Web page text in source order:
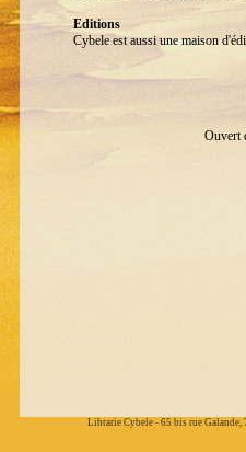
Editions
Cybele est aussi une maison
Ouvert
Librarie Cybele - 65 bis rue Galande,